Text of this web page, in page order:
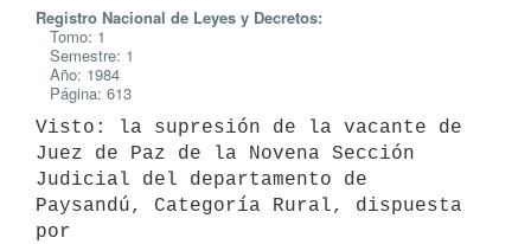
Registro Nacional de Leyes y Decretos:
Tomo: 1
Semestre: 1
Año: 1984
Página: 613
Visto: la supresión de la vacante de
Juez de Paz de la Novena Sección
Judicial del departamento de
Paysandú, Categoría Rural, dispuesta
por